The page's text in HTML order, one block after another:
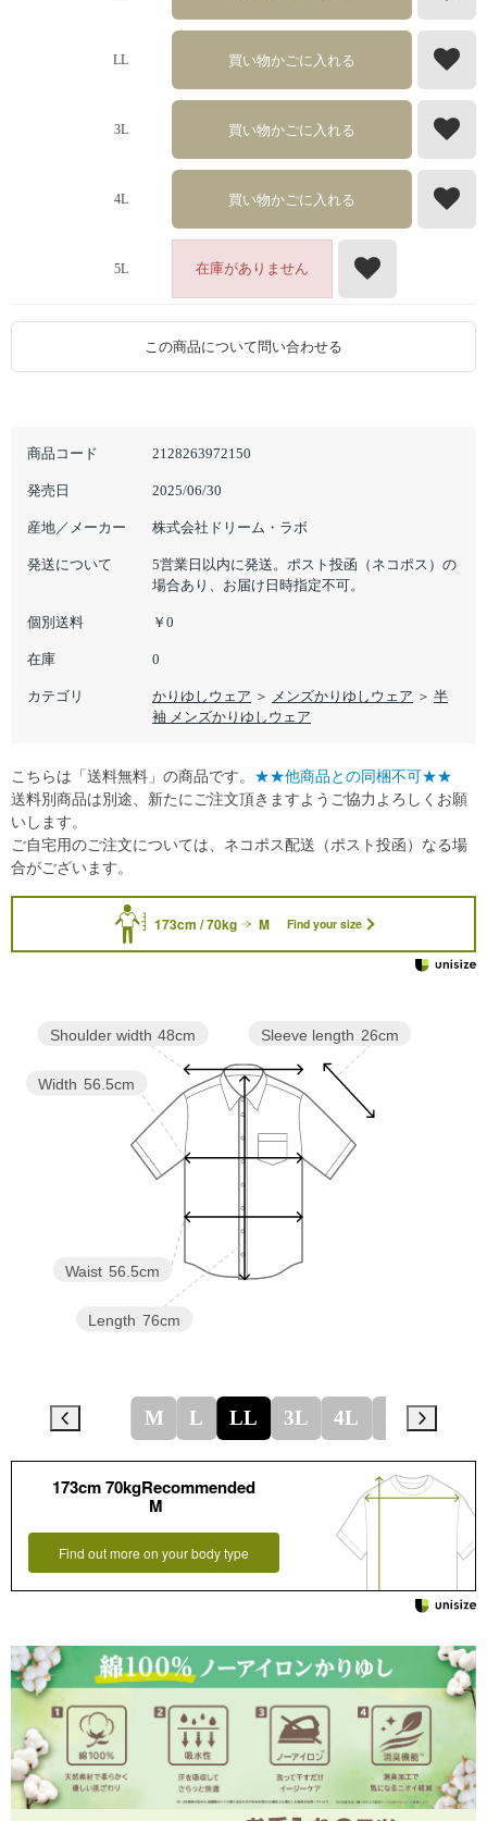
商品コード 2128263972150
発売日 2025/06/30
産地／メーカー 株式会社ドリーム・ラボ
発送について
5営業日以内に発送。ポスト投函（ネコポス）の
場合あり、お届け日時指定不可。
個別送料 ￥0
在庫 0
カテゴリ かりゆしウェア ＞ メンズかりゆしウェア ＞ 半
袖 メンズかりゆしウェア
LL 買い物かごに入れる
3L 買い物かごに入れる
4L 買い物かごに入れる
5L 在庫がありません
この商品について問い合わせる
173cm / 70kg M Find your size
Sleeve length 26cm
Length 76cm
Waist 56.5cm
Width 56.5cm
Shoulder width 48cm
M L LL 3L 4L
173cm 70kgRecommended
M
Find out more on your body type
こちらは「送料無料」の商品です。 ★★他商品との同梱不可★★
送料別商品は別途、新たにご注文頂きますようご協力よろしくお願
いします。
ご自宅用のご注文については、ネコポス配送（ポスト投函）なる場
合がございます。